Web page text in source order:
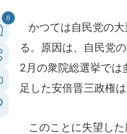
0
かつては自民党の大
る。原因は、自民党
2月の衆院総選挙では
足した安倍晋三政権
このことに失望した